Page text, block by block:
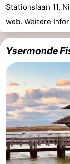
Stationslaan 11,
web. Weitere
Ysermonde